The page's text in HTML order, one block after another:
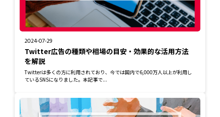
2024-07-29
Twitter広告の種類や相場の目安・効果的な活用方法
を解説
Twitterは多くの方に利用されており、今では国内で6,000万人以上が利用し
ているSNSになりました。本記事で...